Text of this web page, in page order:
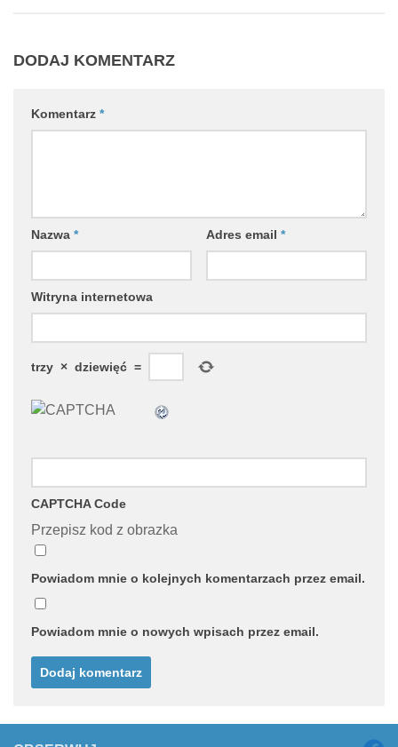
DODAJ KOMENTARZ
Komentarz *
Nazwa * Adres email *
Witryna internetowa
trzy × dziewięć =
CAPTCHA Code
Przepisz kod z obrazka
Powiadom mnie o kolejnych komentarzach przez email.
Powiadom mnie o nowych wpisach przez email.